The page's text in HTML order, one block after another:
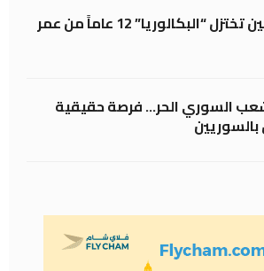
كابوس النتائج.. حين تختزل “البكالوريا” 12 عاماً من عمر
السوري الحر… فرصة حقيقية
بالسوريين